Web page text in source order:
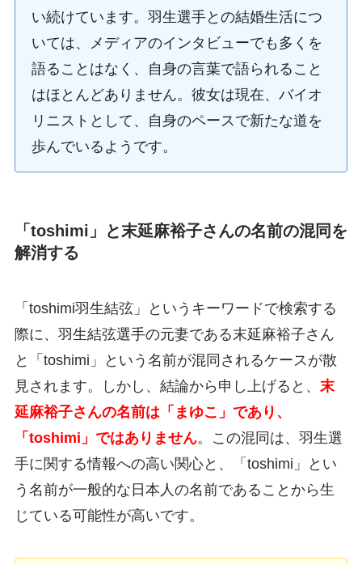
い続けています。羽生選手との結婚生活につ
いては、メディアのインタビューでも多くを
語ることはなく、自身の言葉で語られること
はほとんどありません。彼女は現在、バイオ
リニストとして、自身のペースで新たな道を
歩んでいるようです。
「toshimi」と末延麻裕子さんの名前の混同を
解消する
「toshimi羽生結弦」というキーワードで検索する
際に、羽生結弦選手の元妻である末延麻裕子さん
と「toshimi」という名前が混同されるケースが散
見されます。しかし、結論から申し上げると、 末
延麻裕子さんの名前は「まゆこ」であり、
「toshimi」ではありません。この混同は、羽生選
手に関する情報への高い関心と、「toshimi」とい
う名前が一般的な日本人の名前であることから生
じている可能性が高いです。